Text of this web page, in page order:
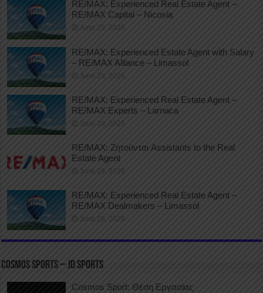
RE/MAX: Experienced Real Estate Agent –
RE/MAX Capital – Nicosia
June 29, 2026
RE/MAX: Experienced Estate Agent with Salary
– RE/MAX Alliance – Limassol
June 29, 2026
RE/MAX: Experienced Real Estate Agent –
RE/MAX Experts – Larnaca
June 29, 2026
RE/MAX: Ζητούνται Assistants to the Real
Estate Agent
June 29, 2026
RE/MAX: Experienced Real Estate Agent –
RE/MAX Dealmakers – Limassol
June 29, 2026
COSMOS SPORTS – JD SPORTS
Cosmos Sport: Θέση Εργασίας